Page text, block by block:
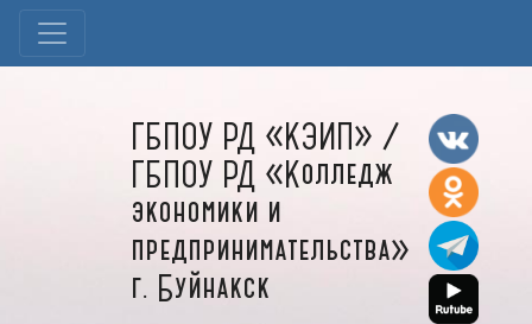
ГБПОУ РД «КЭИП» /
ГБПОУ РД «Колледж
экономики и
предпринимательства»
г. Буйнакск